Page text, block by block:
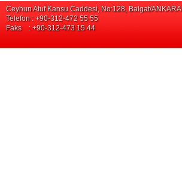
Ceyhun Atuf Kansu Caddesi, No:128, Balgat/ANKARA
Telefon : +90-312-472 55 55
Faks : +90-312-473 15 44